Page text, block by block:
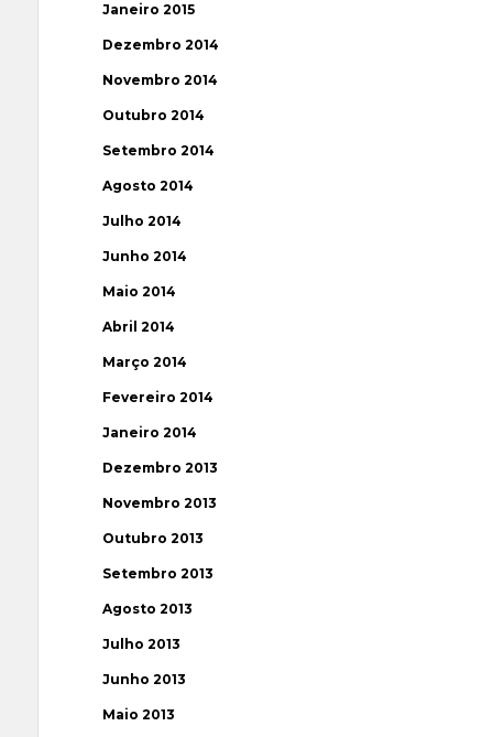
Janeiro 2015
Dezembro 2014
Novembro 2014
Outubro 2014
Setembro 2014
Agosto 2014
Julho 2014
Junho 2014
Maio 2014
Abril 2014
Março 2014
Fevereiro 2014
Janeiro 2014
Dezembro 2013
Novembro 2013
Outubro 2013
Setembro 2013
Agosto 2013
Julho 2013
Junho 2013
Maio 2013